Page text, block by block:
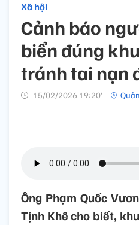
Xã hội
Cảnh báo
biển đúng
tránh tai nạn
15/02/2026 19:20’
Ông Phạm Quốc
Tịnh Khê cho biết,